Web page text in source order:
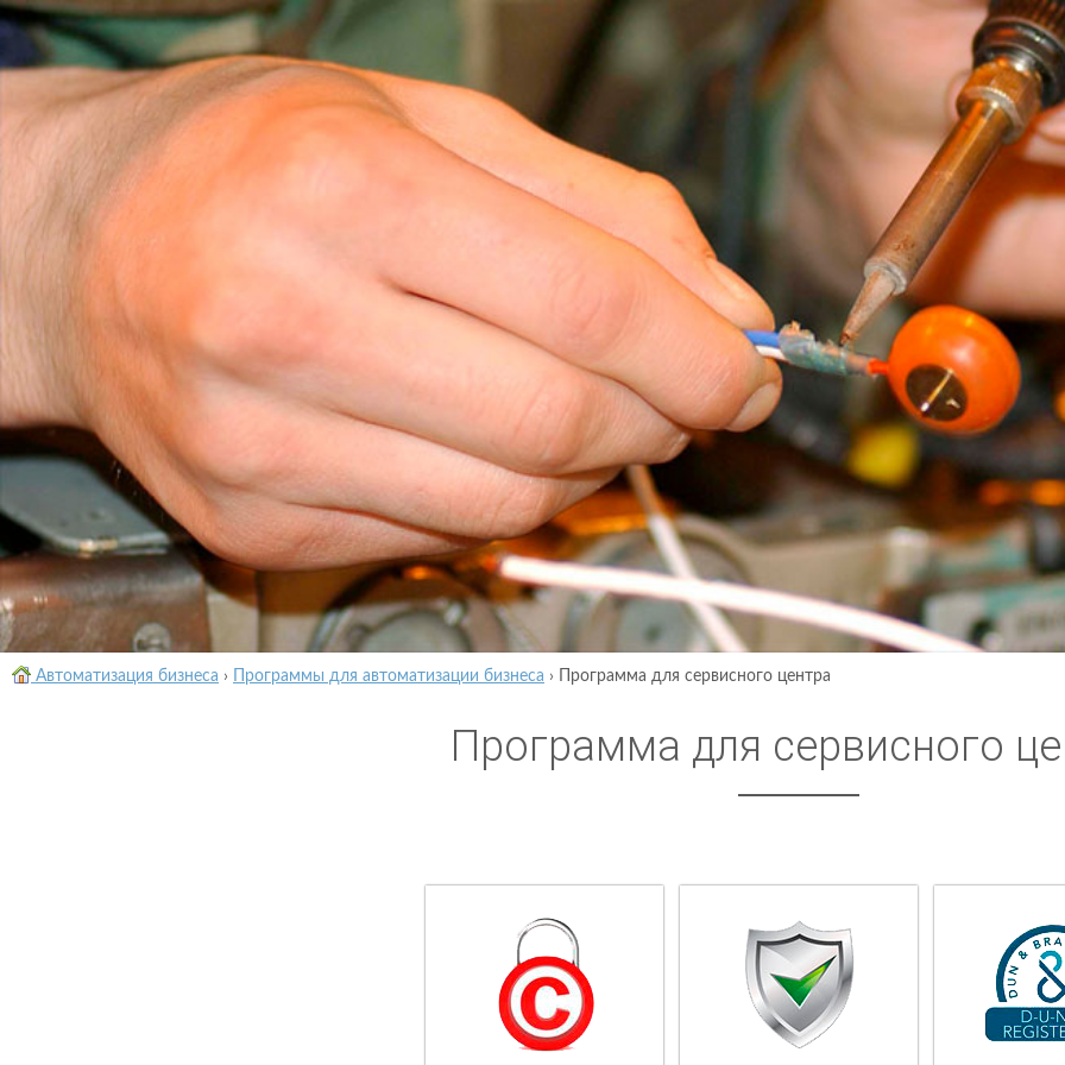
Автоматизация бизнеса › Программы для автоматизации бизнеса › Программа для сервисного центра
Программа для сервисного